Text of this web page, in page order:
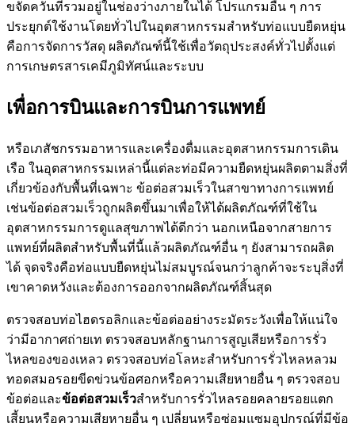
ขจัดควันที่รวมอยู่ในช่องว่างภายในได้ โปรแกรมอื่น ๆ การ
ประยุกต์ใช้งานโดยทั่วไปในอุตสาหกรรมสำหรับท่อแบบยืดหยุ่น
คือการจัดการวัสดุ ผลิตภัณฑ์นี้ใช้เพื่อวัตถุประสงค์ทั่วไปตั้งแต่
การเกษตรสารเคมีภูมิทัศน์และระบบ
เพื่อการบินและการบินการแพทย์
หรือเภสัชกรรมอาหารและเครื่องดื่มและอุตสาหกรรมการเดิน
เรือ ในอุตสาหกรรมเหล่านี้แต่ละท่อมีความยืดหยุ่นผลิตตามสิ่งที่
เกี่ยวข้องกับพื้นที่เฉพาะ ข้อต่อสวมเร็วในสาขาทางการแพทย์
เช่นข้อต่อสวมเร็วถูกผลิตขึ้นมาเพื่อให้ได้ผลิตภัณฑ์ที่ใช้ใน
อุตสาหกรรมการดูแลสุขภาพได้ดีกว่า นอกเหนือจากสายการ
แพทย์ที่ผลิตสำหรับพื้นที่นี้แล้วผลิตภัณฑ์อื่น ๆ ยังสามารถผลิต
ได้ จุดจริงคือท่อแบบยืดหยุ่นไม่สมบูรณ์จนกว่าลูกค้าจะระบุสิ่งที่
เขาคาดหวังและต้องการออกจากผลิตภัณฑ์สิ้นสุด
ตรวจสอบท่อไฮดรอลิกและข้อต่ออย่างระมัดระวังเพื่อให้แน่ใจ
ว่ามีอากาศถ่ายเท ตรวจสอบหลักฐานการสูญเสียหรือการรั่ว
ไหลของของเหลว ตรวจสอบท่อโลหะสำหรับการรั่วไหลหลวม
ทอดสมอรอยขีดข่วนข้อศอกหรือความเสียหายอื่น ๆ ตรวจสอบ
ข้อต่อและข้อต่อสวมเร็วสำหรับการรั่วไหลรอยคลายรอยแตก
เสี้ยนหรือความเสียหายอื่น ๆ เปลี่ยนหรือซ่อมแซมอุปกรณ์ที่มีข้อ